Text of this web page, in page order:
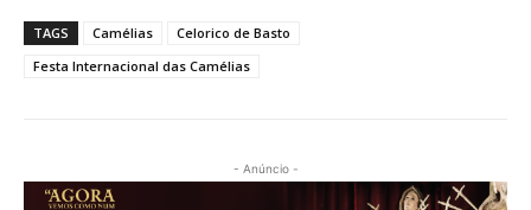
TAGS Camélias
Celorico de Basto
Festa Internacional das Camélias
- Anúncio -